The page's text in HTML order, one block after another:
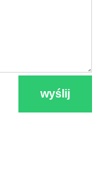
wyślij